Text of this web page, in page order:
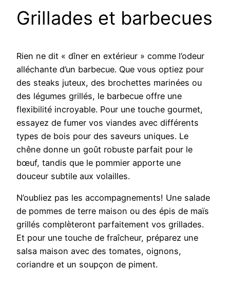
Grillades et barbecues
Rien ne dit « dîner en extérieur » comme l’odeur
alléchante d’un barbecue. Que vous optiez pour
des steaks juteux, des brochettes marinées ou
des légumes grillés, le barbecue offre une
flexibilité incroyable. Pour une touche gourmet,
essayez de fumer vos viandes avec différents
types de bois pour des saveurs uniques. Le
chêne donne un goût robuste parfait pour le
bœuf, tandis que le pommier apporte une
douceur subtile aux volailles.
N’oubliez pas les accompagnements! Une salade
de pommes de terre maison ou des épis de maïs
grillés complèteront parfaitement vos grillades.
Et pour une touche de fraîcheur, préparez une
salsa maison avec des tomates, oignons,
coriandre et un soupçon de piment.